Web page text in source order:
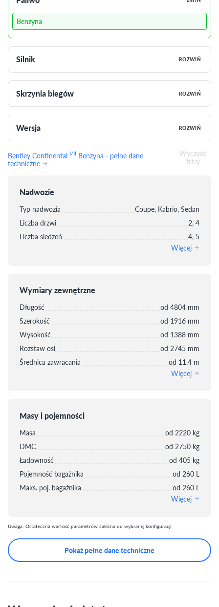
Benzyna
Silnik ROZWIŃ
Skrzynia biegów ROZWIŃ
Wersja ROZWIŃ
Bentley Continental I/II Benzyna - pełne dane
techniczne
Wyczyść
filtry
Nadwozie
Typ nadwozia
Coupe, Kabrio, Sedan
Liczba drzwi
2, 4
Liczba siedzeń
4, 5
Więcej
Wymiary zewnętrzne
Długość
od 4804 mm
Szerokość
od 1916 mm
Wysokość
od 1388 mm
Rozstaw osi
od 2745 mm
Średnica zawracania
od 11.4 m
Więcej
Masy i pojemności
Masa
od 2220 kg
DMC
od 2750 kg
Ładowność
od 405 kg
Pojemność bagażnika
od 260 L
Maks. poj. bagażnika
od 260 L
Więcej
Uwaga: Ostateczna wartość parametrów zależna od wybranej konfiguracji
Pokaż pełne dane techniczne